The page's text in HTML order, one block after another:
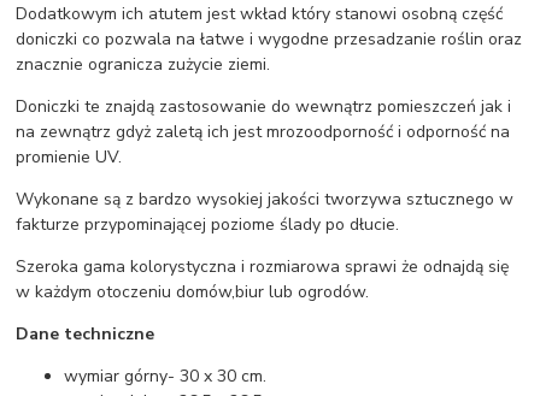
Dodatkowym ich atutem jest wkład który stanowi osobną część
doniczki co pozwala na łatwe i wygodne przesadzanie roślin oraz
znacznie ogranicza zużycie ziemi.
Doniczki te znajdą zastosowanie do wewnątrz pomieszczeń jak i
na zewnątrz gdyż zaletą ich jest mrozoodporność i odporność na
promienie UV.
Wykonane są z bardzo wysokiej jakości tworzywa sztucznego w
fakturze przypominającej poziome ślady po dłucie.
Szeroka gama kolorystyczna i rozmiarowa sprawi że odnajdą się
w każdym otoczeniu domów,biur lub ogrodów.
Dane techniczne
wymiar górny- 30 x 30 cm.